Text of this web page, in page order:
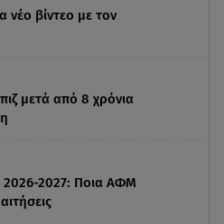
νέο βίντεο με τον
μετά από 8 χρόνια
2026-2027: Ποια ΑΦΜ